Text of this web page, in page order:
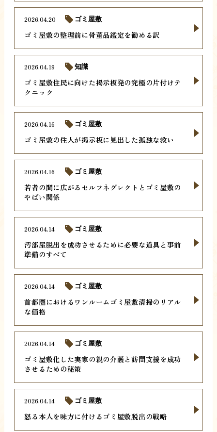
ゴミ屋敷の整理前に骨董品鑑定を勧める訳
2026.04.20 ゴミ屋敷
ゴミ屋敷住民に向けた掲示板発の究極の片付けテ
クニック
2026.04.19 知識
ゴミ屋敷の住人が掲示板に見出した孤独な救い
2026.04.16 ゴミ屋敷
若者の間に広がるセルフネグレクトとゴミ屋敷の
やばい関係
2026.04.16 ゴミ屋敷
汚部屋脱出を成功させるために必要な道具と事前
準備のすべて
2026.04.14 ゴミ屋敷
首都圏におけるワンルームゴミ屋敷清掃のリアル
な価格
2026.04.14 ゴミ屋敷
ゴミ屋敷化した実家の親の介護と訪問支援を成功
させるための秘策
2026.04.14 ゴミ屋敷
怒る本人を味方に付けるゴミ屋敷脱出の戦略
2026.04.14 ゴミ屋敷